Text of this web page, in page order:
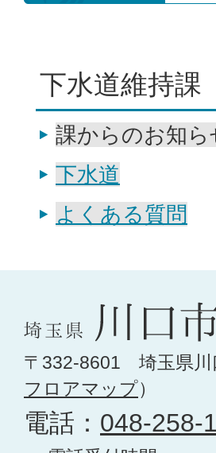
下水道維持課
課からのお知ら
下水道
よくある質問
〒332-8601 埼玉県川
フロアマップ）
電話： 048-258-